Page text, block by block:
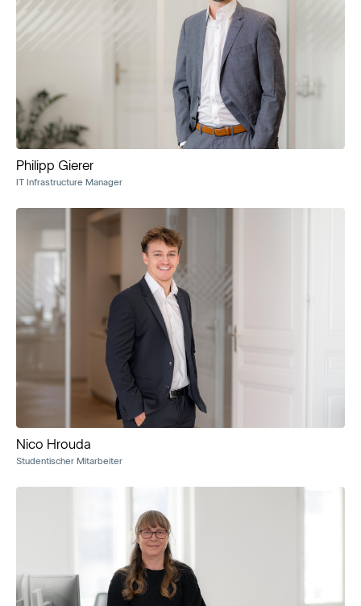
Philipp Gierer
IT Infrastructure Manager
Nico Hrouda
Studentischer Mitarbeiter